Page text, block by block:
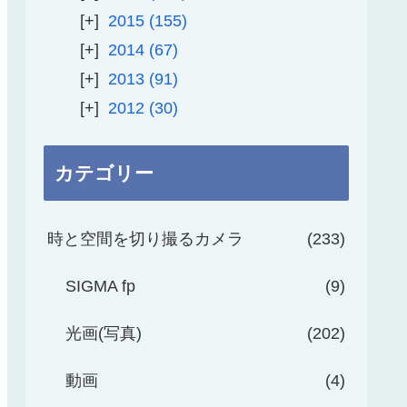
2015 155
2014 67
2013 91
2012
30
カテゴリー
時と空間を切り撮るカメラ 233
SIGMA fp 9
光画(写真) 202
動画 4